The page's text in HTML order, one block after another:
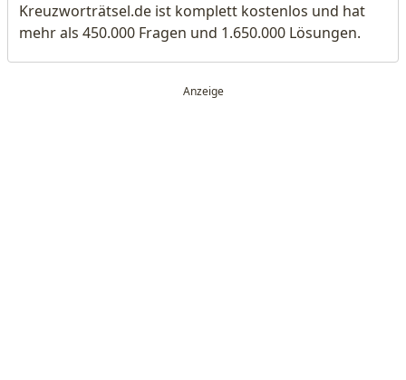
Kreuzworträtsel.de ist komplett kostenlos und hat
mehr als 450.000 Fragen und 1.650.000 Lösungen.